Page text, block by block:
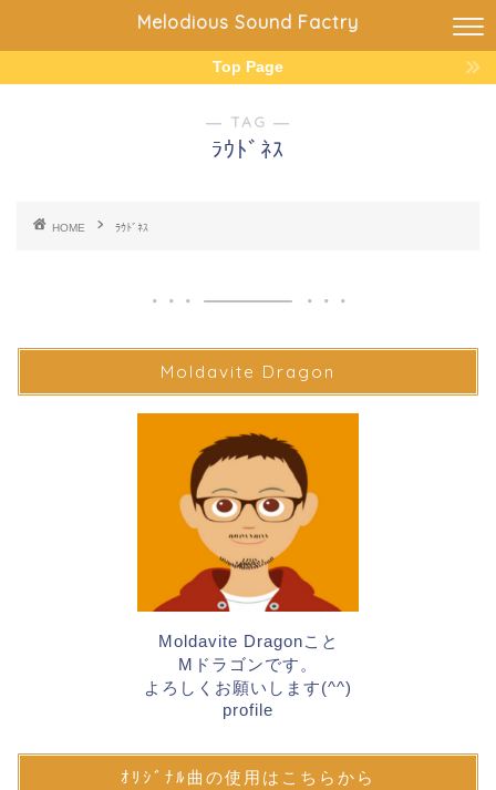
Melodious Sound Factry
Top Page
― TAG ―
ﾗｳﾄﾞﾈｽ
HOME ﾗｳﾄﾞﾈｽ
Moldavite Dragon
Moldavite Dragonこと
Mドラゴンです。
よろしくお願いします(^^)
profile
ｵﾘｼﾞﾅﾙ曲の使用はこちらから